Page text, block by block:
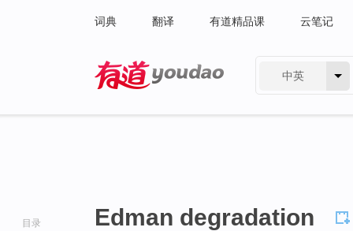
词典 翻译 有道精品课 云笔记
中英
目录 Edman degradation